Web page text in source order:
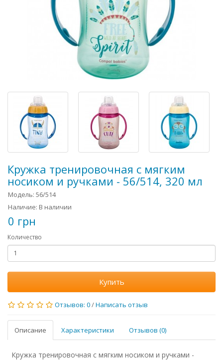
Кружка тренировочная с мягким
носиком и ручками - 56/514, 320 мл
Модель: 56/514
Наличие: В наличии
0 грн
Количество
Купить
Отзывов: 0/Написать отзыв
Описание Характеристики Отзывов (0)
Кружка тренировочная с мягким носиком и ручками -